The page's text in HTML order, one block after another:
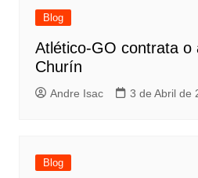
Blog
Atlético-GO contrata o
Churín
Andre Isac 3 de Abril de
Blog